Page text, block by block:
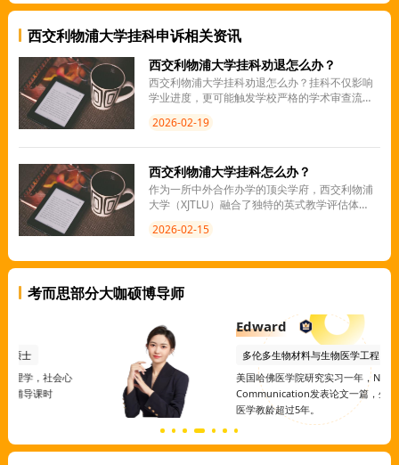
西交利物浦大学挂科申诉相关资讯
西交利物浦大学挂科劝退怎么办？
西交利物浦大学挂科劝退怎么办？挂科不仅影响
学业进度，更可能触发学校严格的学术审查流
程，甚至面临劝退风险。但只要冷静应对，积极
补救，往往能有效扭转局面。
2026-02-19
西交利物浦大学挂科怎么办？
作为一所中外合作办学的顶尖学府，西交利物浦
大学（XJTLU）融合了独特的英式教学评估体
系，这对学生的自主学习能力提出了极高要求。
我们将深入解析西交利物浦大学挂科怎么办，并
2026-02-15
考而思部分大咖硕博导师
Edward
多伦多生物材料与生物医学工程
博士
美国哈佛医学院研究实习一年，Nature
Communication发表论文一篇，生物材料与生物
医学教龄超过5年。